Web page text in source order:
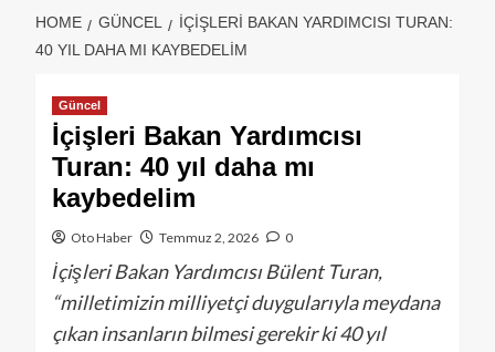
HOME GÜNCEL
İÇIŞLERI BAKAN YARDIMCISI TURAN:
40 YIL DAHA MI KAYBEDELIM
Güncel
İçişleri Bakan Yardımcısı
Turan: 40 yıl daha mı
kaybedelim
Oto Haber Temmuz 2, 2026 0
İçişleri Bakan Yardımcısı Bülent Turan,
“milletimizin milliyetçi duygularıyla meydana
çıkan insanların bilmesi gerekir ki 40 yıl